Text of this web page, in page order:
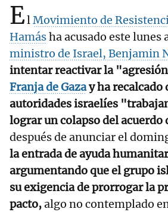
ElMovimiento de
Hamásha acusado este lunes
ministro de Israel, Benjamin
intentar reactivar la
Franja de Gazay ha recalcado
autoridades israelíes
lograr un colapso del acuerdo
después de anunciar el
la entrada de ayuda
argumentando que el grupo
su exigencia de prorrogar la
pacto,algo no contemplado